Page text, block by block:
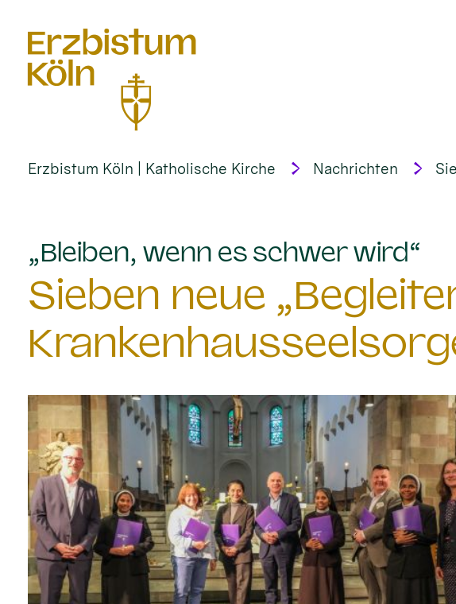
Erzbistum Köln | Katholische Kirche Nachrichten
„Bleiben, wenn es schwer wird“
Sieben neue